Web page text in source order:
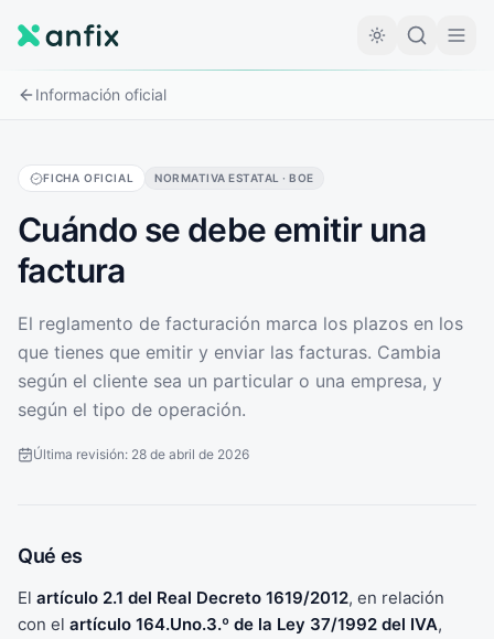
Información oficial
FICHA OFICIAL NORMATIVA ESTATAL · BOE
Cuándo se debe emitir una
factura
El reglamento de facturación marca los plazos en los
que tienes que emitir y enviar las facturas. Cambia
según el cliente sea un particular o una empresa, y
según el tipo de operación.
Última revisión: 28 de abril de 2026
Qué es
El artículo 2.1 del Real Decreto 1619/2012, en relación
con el artículo 164.Uno.3.º de la Ley 37/1992 del IVA,